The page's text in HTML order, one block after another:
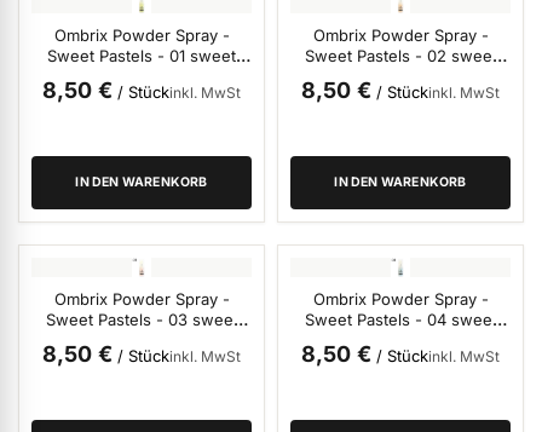
Weihnachtsmarkt anzeigen
Gel anzeigen
Farbgele anzeigen
Gel Polish anzeigen
Ombrix Powder Spray -
Sweet Pastels - 01 sweet
8,50 € / Stückinkl. MwSt
IN DEN WARENKORB
Ombrix Powder Spray -
Sweet Pastels - 02 sweet
8,50 € / Stückinkl. MwSt
IN DEN WARENKORB
Ombrix Powder Spray -
Sweet Pastels - 03 sweet
8,50 € / Stückinkl. MwSt
Ombrix Powder Spray -
Sweet Pastels - 04 sweet
8,50 € / Stückinkl. MwSt